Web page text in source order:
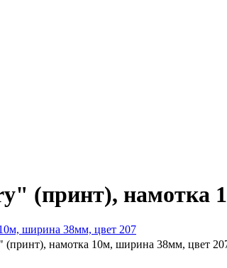
(принт), намотка
(принт), намотка 10м, ширина 38мм, цвет